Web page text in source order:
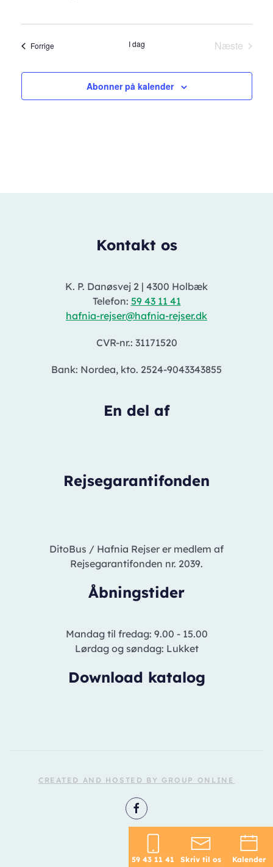
ForrigeBegivenheder I dag
Næste
Abonner på kalender
Kontakt os
K. P. Danøsvej 2 | 4300 Holbæk
Telefon: 59 43 11 41
hafnia-rejser@hafnia-rejser.dk
CVR-nr.: 31171520
Bank: Nordea, kto. 2524-9043343855
En del af
Rejsegarantifonden
DitoBus / Hafnia Rejser er medlem af
Rejsegarantifonden nr. 2039.
Åbningstider
Mandag til fredag: 9.00 - 15.00
Lørdag og søndag: Lukket
Download katalog
CREATED AND HOSTED BY GROUP ONLINE
59 43 11 41 Skriv til os Kalender